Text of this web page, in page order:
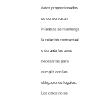
datos proporcionados
se conservarán
mientras se mantenga
la relación contractual
o durante los años
necesarios para
cumplir con las
obligaciones legales.
Los datos no se